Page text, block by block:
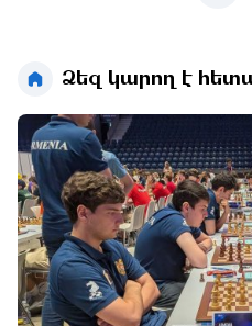
Ձեզ կարող է